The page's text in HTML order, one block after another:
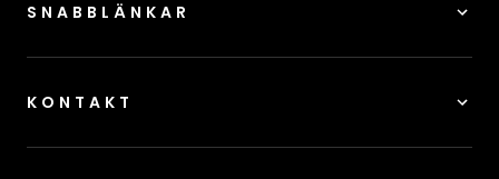
SNABBLÄNKAR
KONTAKT